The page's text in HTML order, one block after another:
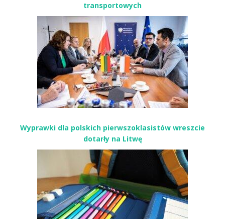
transportowych
Wyprawki dla polskich pierwszoklasistów wreszcie
dotarły na Litwę